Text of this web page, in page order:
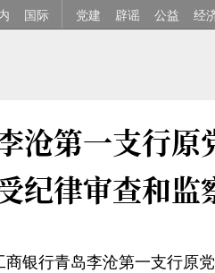
国际 党建 辟谣 公益 经
沧第一支行
纪律审查和监
商银行青岛李沧第一支行原